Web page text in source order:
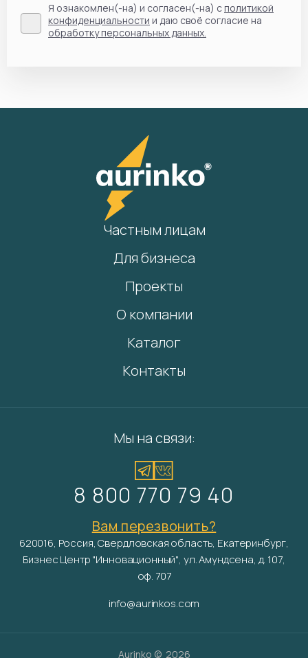
Я ознакомлен(-на) и согласен(-на) сполитикой
конфиденциальности и даю своё согласие на
обработку персональных данных.
Частным лицам
Для бизнеса
Проекты
О компании
Каталог
Контакты
Мы на связи:
8 800 770 79 40
Вам перезвонить?
620016, Россия, Свердловская область, Екатеринбург,
Бизнес Центр "Инновационный", ул. Амундсена, д. 107,
оф. 707
info@aurinkos.com
Aurinko © 2026